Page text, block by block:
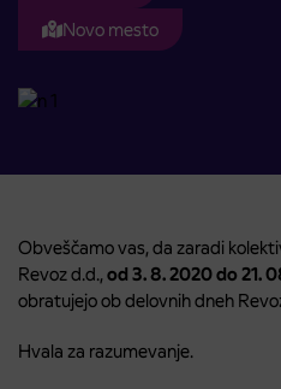
Novo mesto
Obveščamo vas, da zaradi
Revoz d.d., od 3. 8. 2020 do 21.
obratujejo ob delovnih dneh
Hvala za razumevanje.